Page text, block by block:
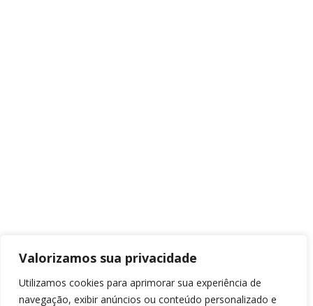
Valorizamos sua privacidade
Utilizamos cookies para aprimorar sua experiência de
navegação, exibir anúncios ou conteúdo personalizado e